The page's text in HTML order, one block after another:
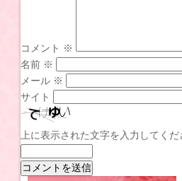
コメント ※
名前 ※
メール ※
サイト
上に表示された文字を入力してくだ